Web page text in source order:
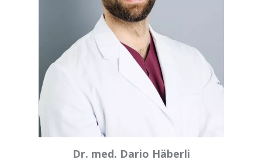
Dr. med. Dario Häberli